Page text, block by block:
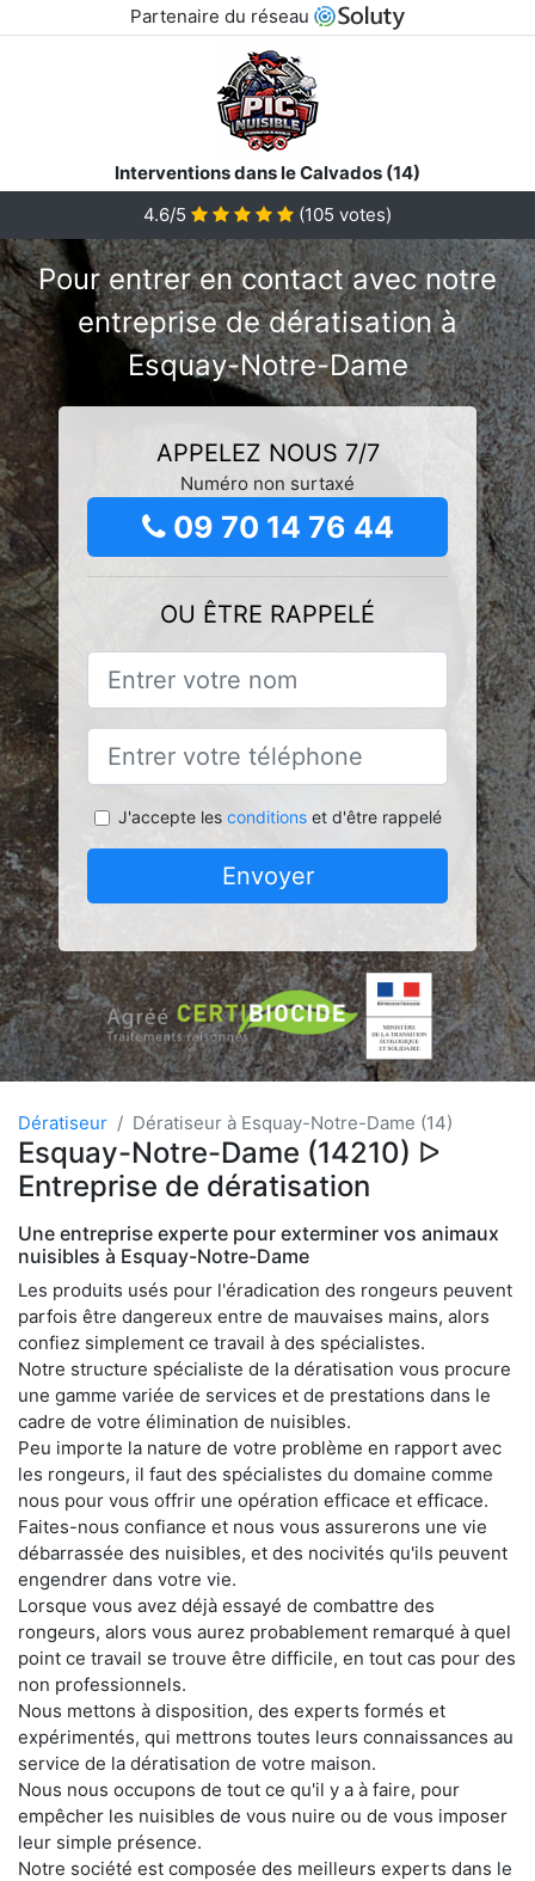
Partenaire du réseau
Interventions dans le Calvados (14)
4.6/5
(105 votes)
Pour entrer en contact avec notre
entreprise de dératisation à
Esquay-Notre-Dame
APPELEZ NOUS 7/7
Numéro non surtaxé
09 70 14 76 44
OU ÊTRE RAPPELÉ
J'accepte les conditionset d'être rappelé
Envoyer
Dératiseur Dératiseur à Esquay-Notre-Dame (14)
Esquay-Notre-Dame (14210) ᐅ
Entreprise de dératisation
Une entreprise experte pour exterminer vos animaux
nuisibles à Esquay-Notre-Dame
Les produits usés pour l'éradication des rongeurs peuvent
parfois être dangereux entre de mauvaises mains, alors
confiez simplement ce travail à des spécialistes.
Notre structure spécialiste de la dératisation vous procure
une gamme variée de services et de prestations dans le
cadre de votre élimination de nuisibles.
Peu importe la nature de votre problème en rapport avec
les rongeurs, il faut des spécialistes du domaine comme
nous pour vous offrir une opération efficace et efficace.
Faites-nous confiance et nous vous assurerons une vie
débarrassée des nuisibles, et des nocivités qu'ils peuvent
engendrer dans votre vie.
Lorsque vous avez déjà essayé de combattre des
rongeurs, alors vous aurez probablement remarqué à quel
point ce travail se trouve être difficile, en tout cas pour des
non professionnels.
Nous mettons à disposition, des experts formés et
expérimentés, qui mettrons toutes leurs connaissances au
service de la dératisation de votre maison.
Nous nous occupons de tout ce qu'il y a à faire, pour
empêcher les nuisibles de vous nuire ou de vous imposer
leur simple présence.
Notre société est composée des meilleurs experts dans le